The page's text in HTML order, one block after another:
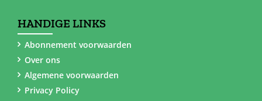
HANDIGE LINKS
Abonnement voorwaarden
Over ons
Algemene voorwaarden
Privacy Policy